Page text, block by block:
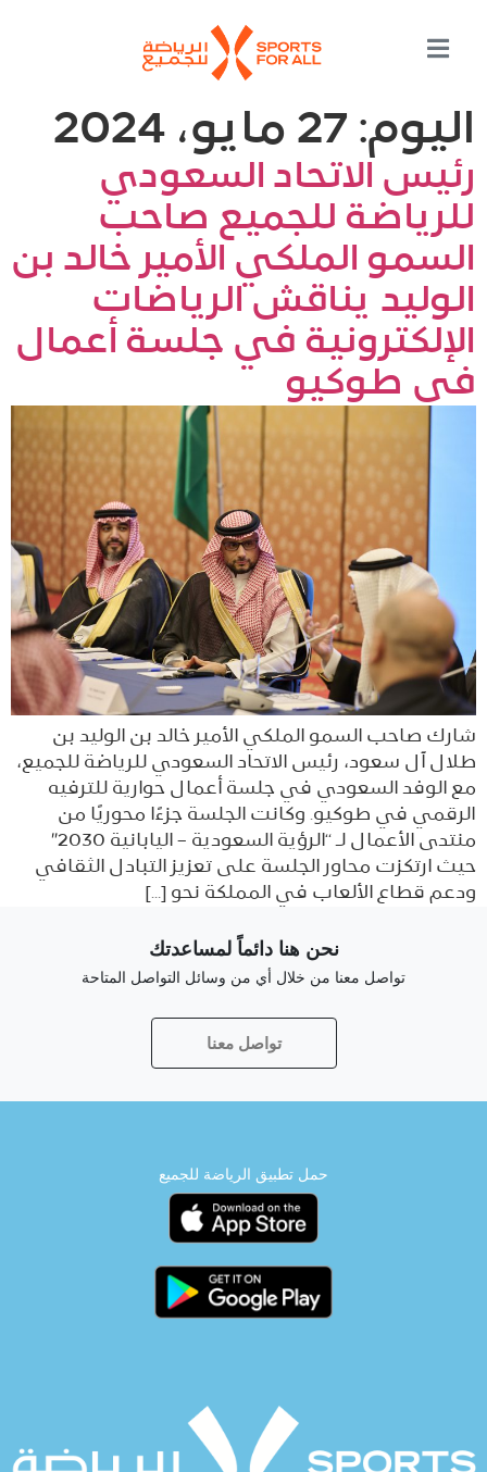
اليوم: 27 مايو، 2024
رئيس الاتحاد السعودي
للرياضة للجميع صاحب
السمو الملكي الأمير خالد بن
الوليد يناقش الرياضات
الإلكترونية في جلسة أعمال
في طوكيو
شارك صاحب السمو الملكي الأمير خالد بن الوليد بن
طلال آل سعود، رئيس الاتحاد السعودي للرياضة للجميع،
مع الوفد السعودي في جلسة أعمال حوارية للترفيه
الرقمي في طوكيو. وكانت الجلسة جزءًا محوريًا من
منتدى الأعمال لـ “الرؤية السعودية – اليابانية 2030″
حيث ارتكزت محاور الجلسة على تعزيز التبادل الثقافي
ودعم قطاع الألعاب في المملكة نحو […]
نحن هنا دائماً لمساعدتك
تواصل معنا من خلال أي من وسائل التواصل المتاحة
تواصل معنا
حمل تطبيق الرياضة للجميع